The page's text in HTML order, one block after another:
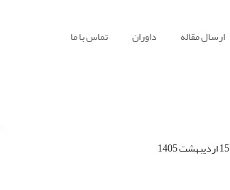
ارسال مقاله داوران تماس با ما
15 اردیبهشت 1405